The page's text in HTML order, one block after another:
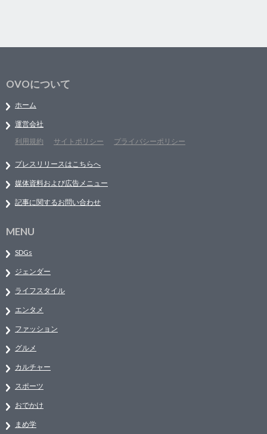
OVOについて
ホーム
運営会社
利用規約
サイトポリシー プライバシーポリシー
プレスリリースはこちらへ
媒体資料および広告メニュー
記事に関するお問い合わせ
MENU
SDGs
ジェンダー
ライフスタイル
エンタメ
ファッション
グルメ
カルチャー
スポーツ
おでかけ
まめ学